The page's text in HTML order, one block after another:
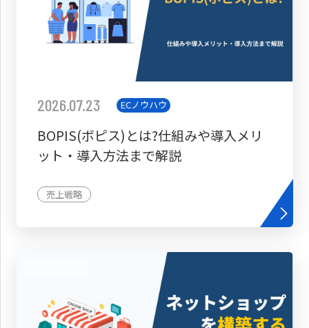
2026.07.23 ECノウハウ
BOPIS(ボピス)とは?仕組みや導入メリ
ット・導入方法まで解説
売上戦略